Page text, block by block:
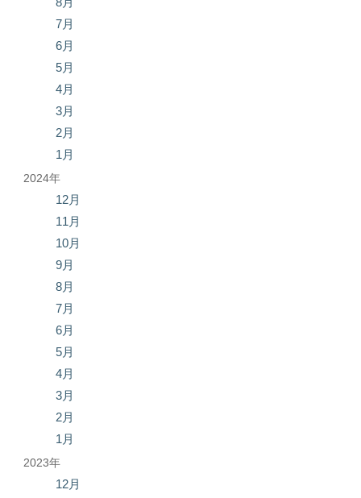
7月
6月
5月
4月
3月
2月
1月
2024年
12月
11月
10月
9月
8月
7月
6月
5月
4月
3月
2月
1月
2023年
12月